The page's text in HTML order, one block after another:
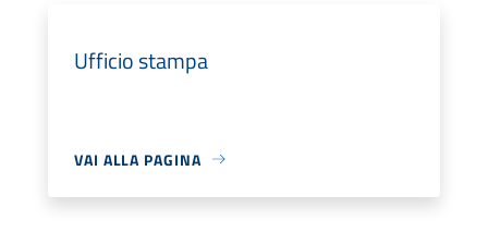
Ufficio stampa
VAI ALLA PAGINA